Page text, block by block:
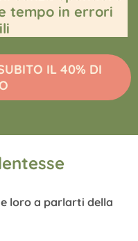
tempo in errori
IL 40% DI
loro a parlarti della